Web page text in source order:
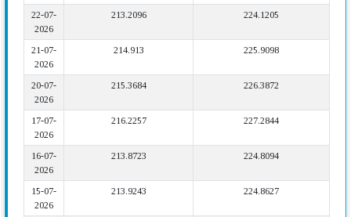
22-07-
2026
213.2096 224.1205
21-07-
2026
214.913 225.9098
20-07-
2026
215.3684 226.3872
17-07-
2026
216.2257 227.2844
16-07-
2026
213.8723 224.8094
15-07-
2026
213.9243 224.8627